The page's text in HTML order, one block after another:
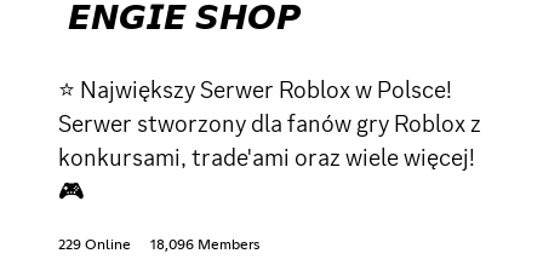
𝙀𝙉𝙂𝙄𝙀 𝙎𝙃𝙊𝙋
⭐ Największy Serwer Roblox w Polsce!
Serwer stworzony dla fanów gry Roblox z
konkursami, trade'ami oraz wiele więcej!
🎮
229 Online 18,096 Members